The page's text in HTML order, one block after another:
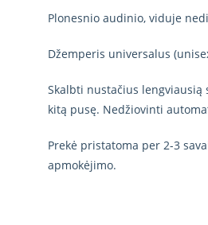
Plonesnio audinio, viduje
Džemperis universalus
Skalbti nustačius
kitą pusę. Nedžiovinti
Prekė pristatoma per 2-3
apmokėjimo.